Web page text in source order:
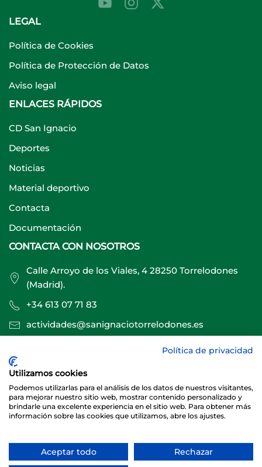
LEGAL
Política de Cookies
Política de Protección de Datos
Aviso legal
ENLACES RÁPIDOS
CD San Ignacio
Deportes
Noticias
Material deportivo
Contacta
Documentación
CONTACTA CON NOSOTROS
Calle Arroyo de los Viales, 4 28250 Torrelodones
(Madrid).
+34 613 07 71 83
actividades@sanignaciotorrelodones.es
Sitio web creado por
© 2026 Club Deportivo Básico San Ignacio Torrelodones
Política de privacidad
Utilizamos cookies
Podemos utilizarlas para el análisis de los datos de nuestros visitantes,
para mejorar nuestro sitio web, mostrar contenido personalizado y
brindarle una excelente experiencia en el sitio web. Para obtener más
información sobre las cookies que utilizamos, abre los ajustes.
Aceptar todo Rechazar